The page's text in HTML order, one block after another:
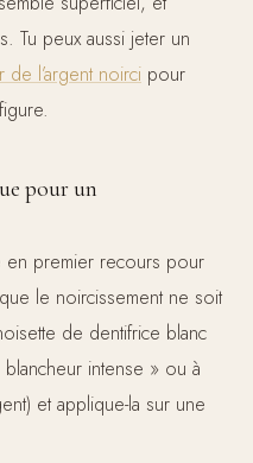
Tu peux aussi jeter un
de l’argent noirci pour
pour un
en premier recours pour
le noircissement ne soit
de dentifrice blanc
intense » ou à
et applique-la sur une